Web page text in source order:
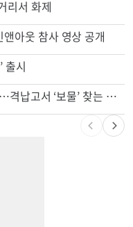
리서 화제
아웃 참사 영상 공개
출시
74m짜리 보잉777, 화물기 변신…격납고서 ‘보물’ 찾는 인천공항